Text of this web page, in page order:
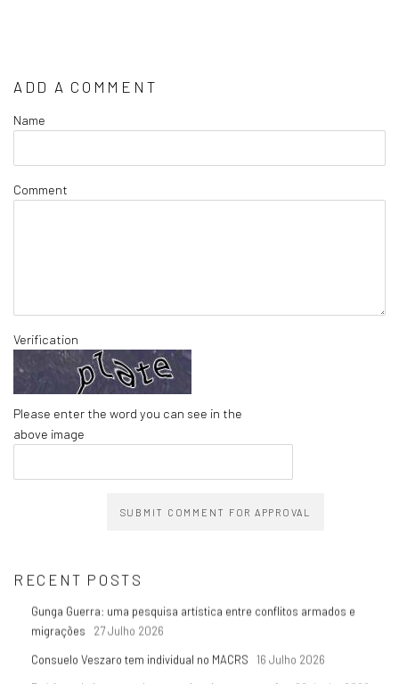
ADD A COMMENT
Name
Comment
Verification
Please enter the word you can see in the
above image
SUBMIT COMMENT FOR APPROVAL
RECENT POSTS
Gunga Guerra: uma pesquisa artística entre conflitos armados e
migrações
27 Julho 2026
Consuelo Veszaro tem individual no MACRS
16 Julho 2026